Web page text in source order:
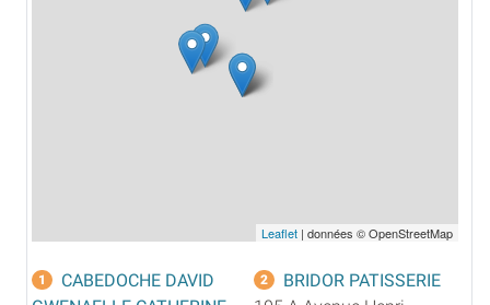
Leaflet | données © OpenStreetMap
1
CABEDOCHE DAVID
2
BRIDOR PATISSERIE